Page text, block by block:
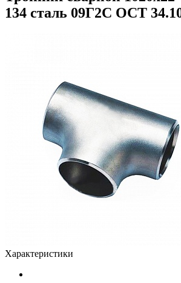
134 сталь 09Г2С ОСТ
Характеристики